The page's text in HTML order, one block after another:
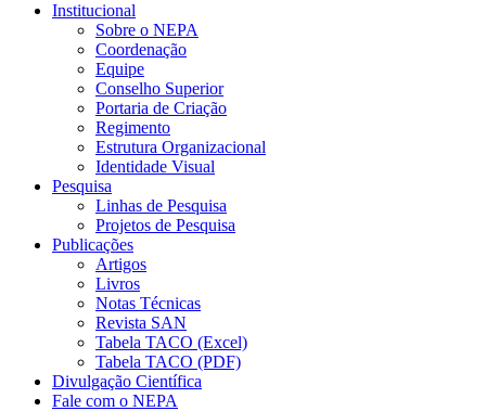
Institucional
Sobre o NEPA
Coordenação
Equipe
Conselho Superior
Portaria de Criação
Regimento
Estrutura Organizacional
Identidade Visual
Pesquisa
Linhas de Pesquisa
Projetos de Pesquisa
Publicações
Artigos
Livros
Notas Técnicas
Revista SAN
Tabela TACO (Excel)
Tabela TACO (PDF)
Divulgação Científica
Fale com o NEPA